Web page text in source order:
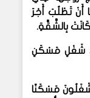
أَنْ تَطْلُبَ أَجْرَ
بِالشَّقَّةِ.
شَغْلِ مَسْكَنِ
يَشْغَلُونَ مَسْكَنًا